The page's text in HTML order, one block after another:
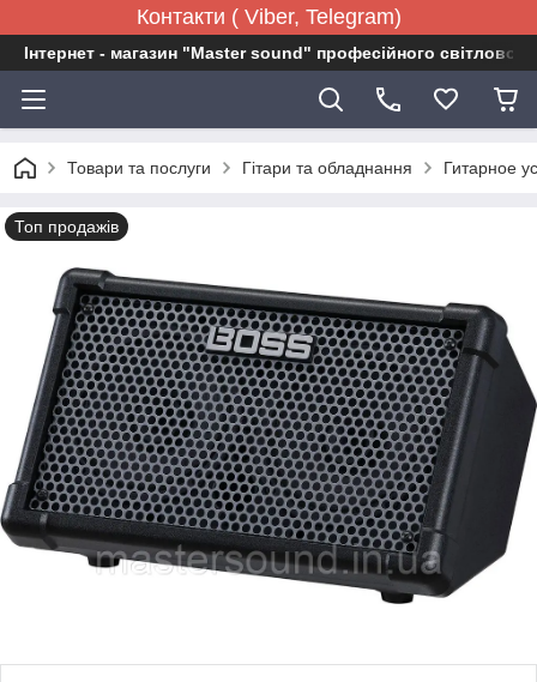
Контакти ( Viber, Telegram)
Інтернет - магазин "Master sound" професійного
Товари та послуги Гітари та обладнання Гитарное
Топ продажів